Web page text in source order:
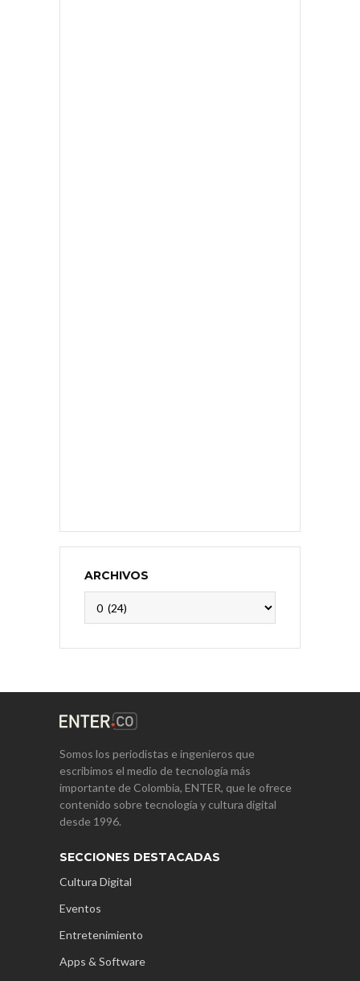
ARCHIVOS
Somos los periodistas e ingenieros que
escribimos el medio de tecnología más
importante de Colombia, ENTER, que le ofrece
contenido sobre tecnología y cultura digital
desde 1996.
SECCIONES DESTACADAS
Cultura Digital
Eventos
Entretenimiento
Apps & Software